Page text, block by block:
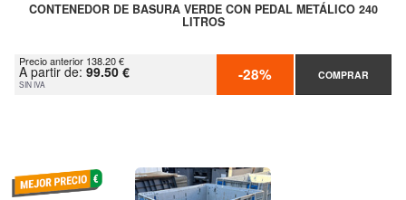
CONTENEDOR DE BASURA VERDE CON PEDAL METÁLICO 240
LITROS
Precio anterior 138.20 €
A partir de: 99.50 €
SIN IVA -28% COMPRAR